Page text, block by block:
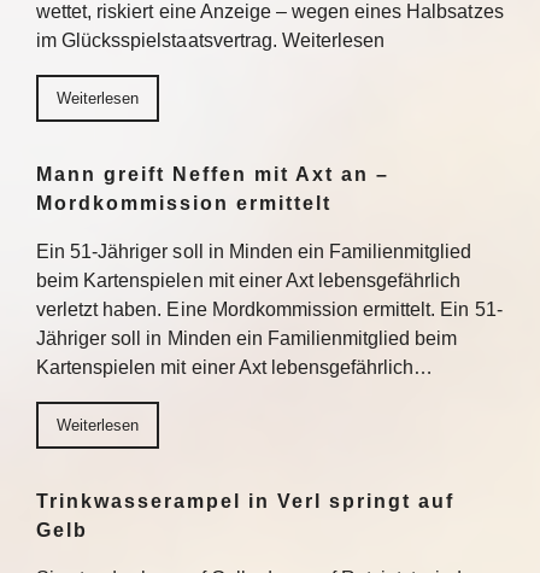
wettet, riskiert eine Anzeige – wegen eines Halbsatzes
im Glücksspielstaatsvertrag. Weiterlesen
Weiterlesen
Mann greift Neffen mit Axt an –
Mordkommission ermittelt
Ein 51-Jähriger soll in Minden ein Familienmitglied
beim Kartenspielen mit einer Axt lebensgefährlich
verletzt haben. Eine Mordkommission ermittelt. Ein 51-
Jähriger soll in Minden ein Familienmitglied beim
Kartenspielen mit einer Axt lebensgefährlich…
Weiterlesen
Trinkwasserampel in Verl springt auf
Gelb